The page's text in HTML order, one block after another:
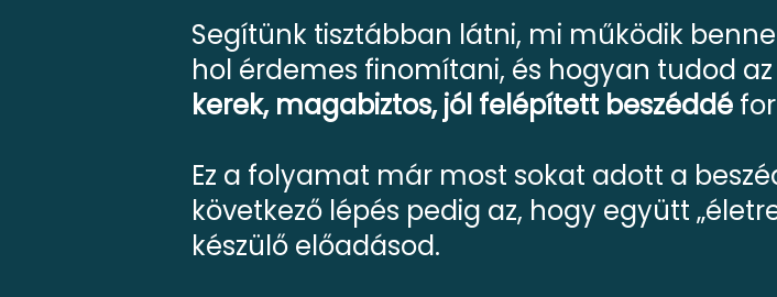
Segítünk tisztábban látni, mi működik
hol érdemes finomítani, és hogyan tudod
kerek, magabiztos, jól felépített beszéddé
Ez a folyamat már most sokat adott a
következő lépés pedig az, hogy együtt
készülő előadásod.